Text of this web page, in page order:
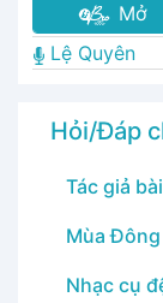
Mở
Lệ Quyên
Hỏi/Đáp
Tác giả
Mùa
Nhạc cụ